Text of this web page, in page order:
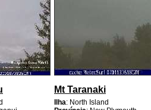
Mt Taranaki
Ilha: North Island